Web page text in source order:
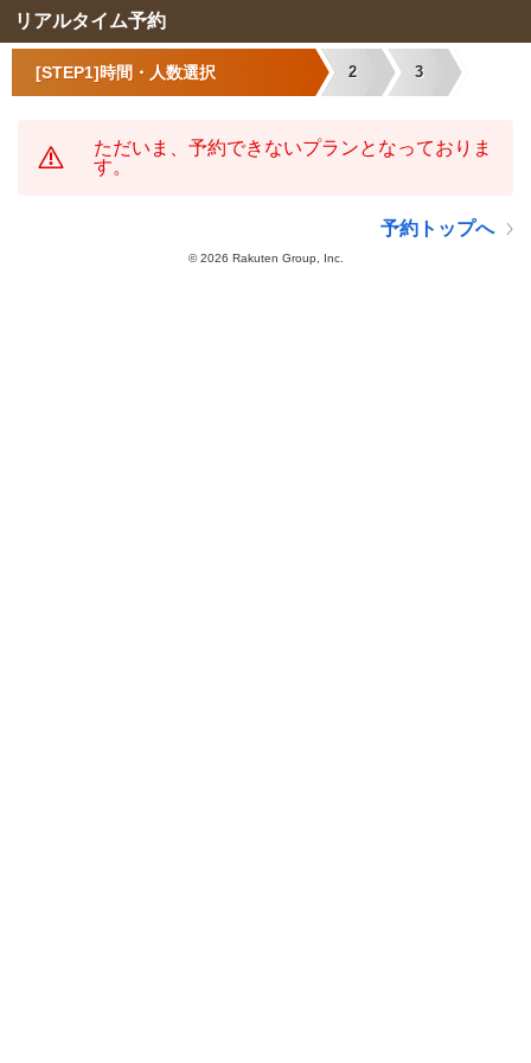
リアルタイム予約
[STEP1]時間・人数選択 2 3
ただいま、予約できないプランとなっておりま
す。
予約トップへ
©2026 Rakuten Group, Inc.